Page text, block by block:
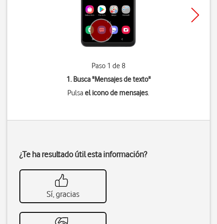
Paso 1 de 8
1. Busca "Mensajes de texto"
Pulsael icono de mensajes.
¿Te ha resultado útil esta información?
Sí, gracias